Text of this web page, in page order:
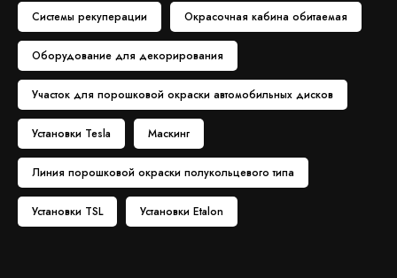
Системы рекуперации Окрасочная кабина обитаемая
Оборудование для декорирования
Участок для порошковой окраски автомобильных дисков
Установки Tesla Маскинг
Линия порошковой окраски полукольцевого типа
Установки TSL Установки Etalon